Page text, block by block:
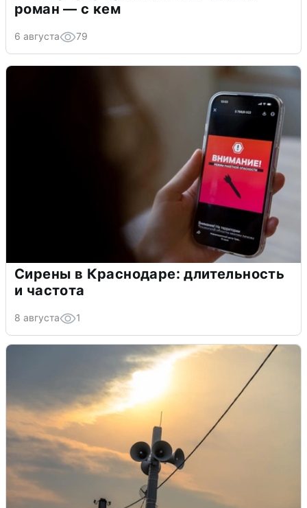
роман — с кем
6 августа 79
Сирены в Краснодаре: длительность
и частота
8 августа 1